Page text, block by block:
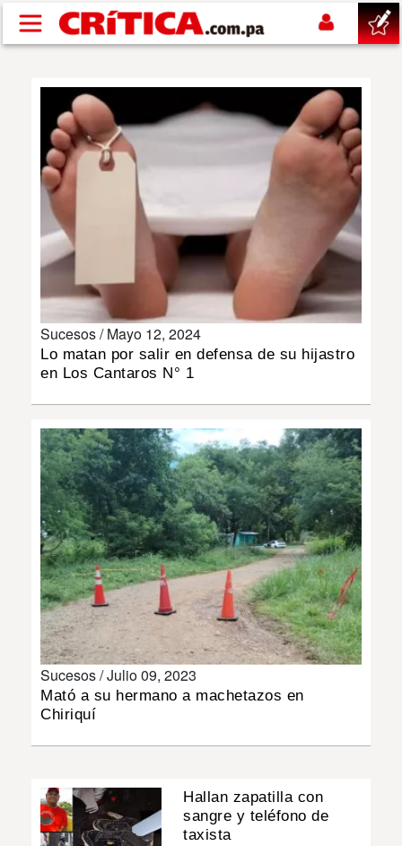
Pasar al contenido principal
SUCESOS
NACIONAL
POLÍTICA
DEPORTES
INSÓLITAS
MULTIMEDIA
IMPRESO
Sucesos /Mayo 12, 2024
Lo matan por salir en defensa de su hijastro
en Los Cantaros N° 1
Sucesos /Julio 09, 2023
Mató a su hermano a machetazos en
Chiriquí
Hallan zapatilla con
sangre y teléfono de
taxista